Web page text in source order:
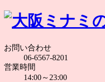
お問い合わせ
06-6567-8201
営業時間
14:00～23:00